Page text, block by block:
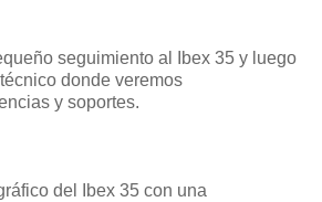
seguimiento al Ibex 35 y luego
donde veremos
y soportes.
del Ibex 35 con una